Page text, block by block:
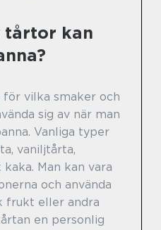
tårtor kan
för vilka smaker och
sig av när man
Vanliga typer
vaniljtårta,
Man kan vara
och använda
frukt eller andra
en personlig